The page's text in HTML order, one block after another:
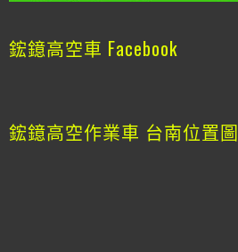
鋐鐿高空車 Facebook
鋐鐿高空作業車 台南位置圖